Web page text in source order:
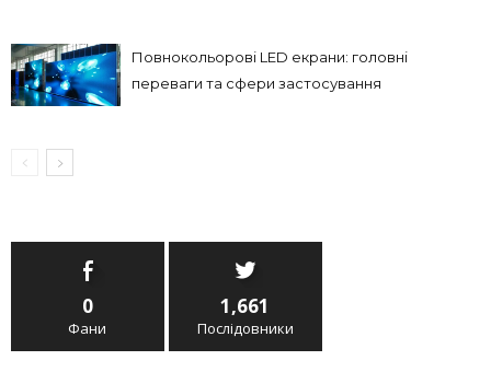
Повнокольорові LED екрани: головні
переваги та сфери застосування
0
Фани
1,661
Послідовники